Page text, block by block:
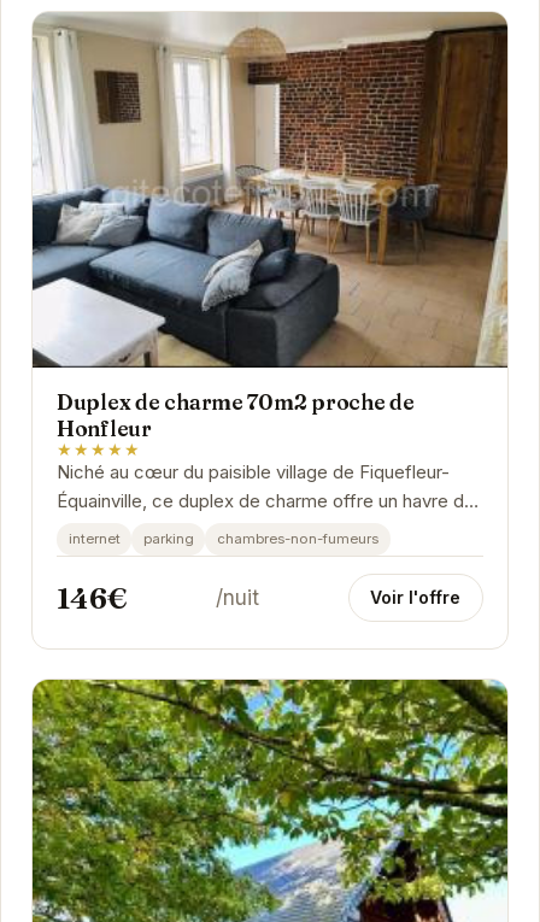
Duplex de charme 70m2 proche de
Honfleur
★★★★★
Niché au cœur du paisible village de Fiquefleur-
Équainville, ce duplex de charme offre un havre de
paix à deux pas de l'animation de Honfleur....
internet parking chambres-non-fumeurs
146€ /nuit Voir l'offre